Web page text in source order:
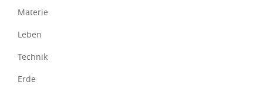
Materie
Leben
Technik
Erde